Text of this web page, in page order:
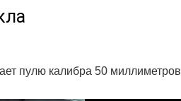
пулю калибра 50 миллиметров